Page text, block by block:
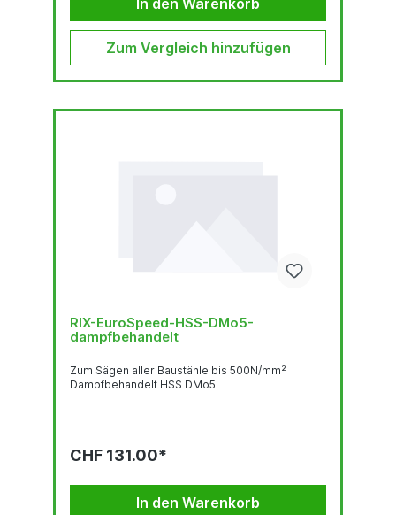
Zum Vergleich hinzufügen
RIX-EuroSpeed-HSS-DMo5-
dampfbehandelt
Zum Sägen aller Baustähle bis 500N/mm²
Dampfbehandelt HSS DMo5
CHF 131.00*
In den Warenkorb